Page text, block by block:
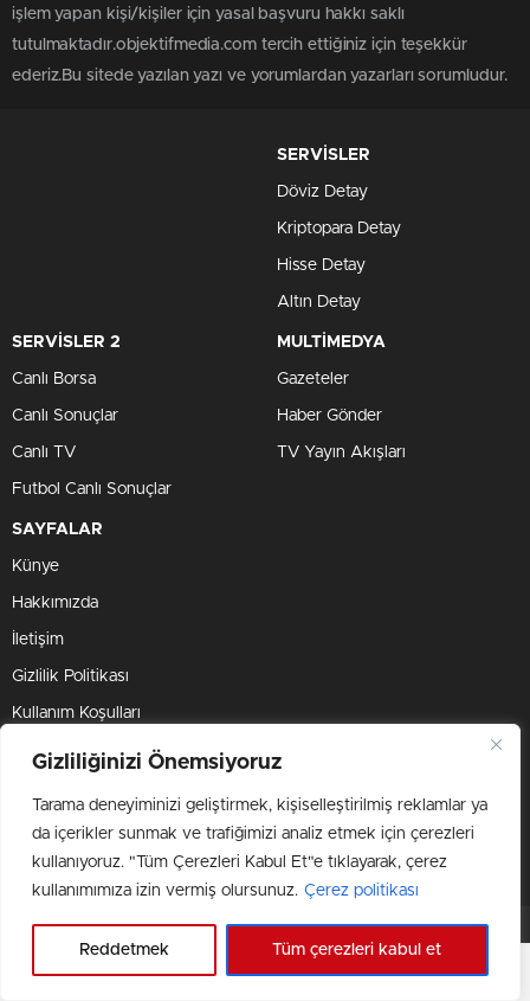
Gizliliğinizi Önemsiyoruz
Tarama deneyiminizi geliştirmek, kişiselleştirilmiş reklamlar ya
da içerikler sunmak ve trafiğimizi analiz etmek için çerezleri
kullanıyoruz. "Tüm Çerezleri Kabul Et"e tıklayarak, çerez
kullanımımıza izin vermiş olursunuz. Çerez politikası
Reddetmek Tüm çerezleri kabul et
işlem yapan kişi/kişiler için yasal başvuru hakkı saklı
tutulmaktadır.objektifmedia.com tercih ettiğiniz için teşekkür
ederiz.Bu sitede yazılan yazı ve yorumlardan yazarları sorumludur.
SERVİSLER
Döviz Detay
Kriptopara Detay
Hisse Detay
Altın Detay
SERVİSLER 2
Canlı Borsa
Canlı Sonuçlar
Canlı TV
Futbol Canlı Sonuçlar
MULTİMEDYA
Gazeteler
Haber Gönder
TV Yayın Akışları
SAYFALAR
Künye
Hakkımızda
İletişim
Gizlilik Politikası
Kullanım Koşulları
Çerez Politikası
Çerezler ile ilgili bilgi için Çerez Politikamızıziyaret edebilirsiniz.
konumlandırmaktayız. Detaylar içinçerez politikamızıinceleyebilirsiniz.